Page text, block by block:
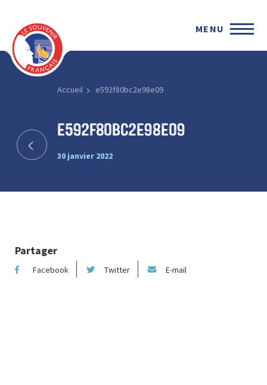
MENU
Accueil e592f80bc2e98e09
e592f80bc2e98e09
30 janvier 2022
Partager
Facebook Twitter E-mail